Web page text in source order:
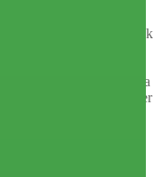
hoş geldiniz!
anlayışıyla Yeni
bir deneyim sunuyor.
hem de dünyada
platformlarıyla her an, her